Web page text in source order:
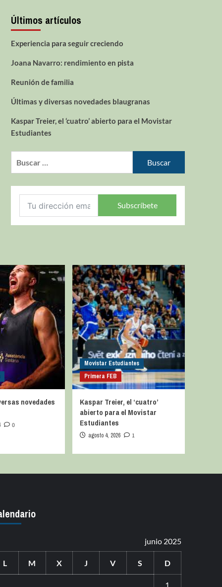
Últimos artículos
Experiencia para seguir creciendo
Joana Navarro: rendimiento en pista
Reunión de familia
Últimas y diversas novedades blaugranas
Kaspar Treier, el ‘cuatro’ abierto para el Movistar
Estudiantes
Subscríbete
novedades
0
Movistar Estudiantes
Primera FEB
Kaspar Treier, el ‘cuatro’
abierto para el Movistar
Estudiantes
agosto 4, 2026 1
junio 2025
L M X J V S D
1